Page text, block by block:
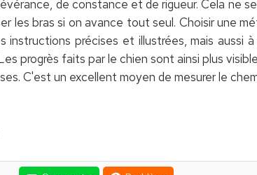
de constance et de rigueur. Cela ne
les bras si on avance tout seul. Choisir une
précises et illustrées, mais aussi
progrès faits par le chien sont ainsi plus
C'est un excellent moyen de mesurer le